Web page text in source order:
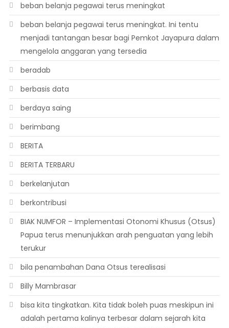
beban belanja pegawai terus meningkat
beban belanja pegawai terus meningkat. Ini tentu
menjadi tantangan besar bagi Pemkot Jayapura dalam
mengelola anggaran yang tersedia
beradab
berbasis data
berdaya saing
berimbang
BERITA
BERITA TERBARU
berkelanjutan
berkontribusi
BIAK NUMFOR – Implementasi Otonomi Khusus (Otsus)
Papua terus menunjukkan arah penguatan yang lebih
terukur
bila penambahan Dana Otsus terealisasi
Billy Mambrasar
bisa kita tingkatkan. Kita tidak boleh puas meskipun ini
adalah pertama kalinya terbesar dalam sejarah kita